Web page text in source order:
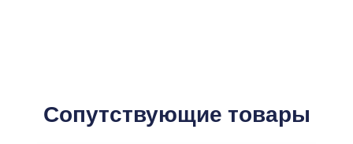
Сопутствующие товары